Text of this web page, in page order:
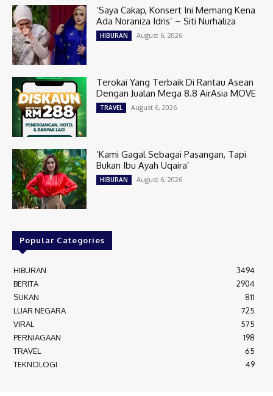
‘Saya Cakap, Konsert Ini Memang Kena
Ada Noraniza Idris’ – Siti Nurhaliza
HIBURAN August 6, 2026
Terokai Yang Terbaik Di Rantau Asean
Dengan Jualan Mega 8.8 AirAsia MOVE
TRAVEL August 6, 2026
‘Kami Gagal Sebagai Pasangan, Tapi
Bukan Ibu Ayah Uqaira’
HIBURAN August 6, 2026
Popular Categories
HIBURAN
3494
BERITA
2904
SUKAN
811
LUAR NEGARA
725
VIRAL
575
PERNIAGAAN
198
TRAVEL
65
TEKNOLOGI
49